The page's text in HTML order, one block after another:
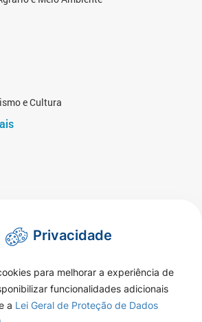
e Cultura
Privacidade
para melhorar a experiência de
funcionalidades adicionais
a Lei Geral de Proteção de Dados